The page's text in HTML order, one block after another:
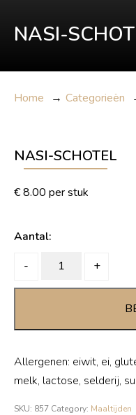
NASI-
Home → Categorieën
NASI-SCHOTEL
€8.00 per stuk
Aantal:
-
Nasi-
+
Allergenen: eiwit, ei,
melk, lactose, selderij,
SKU: 857 Category: Maaltijden